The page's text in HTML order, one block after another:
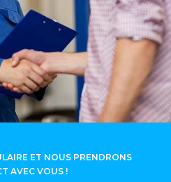
ET NOUS PRENDRONS
AVEC VOUS !